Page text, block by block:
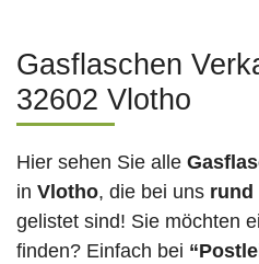
Gasflaschen
32602 Vlotho
Hier sehen Sie alle
in Vlotho, die bei uns rund
gelistet sind! Sie möchten
finden? Einfach bei